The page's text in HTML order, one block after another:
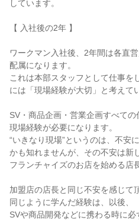
しています。
【 入社後の2年 】
ワークマン入社後、2年間は各直
配属になります。
これは本部スタッフとして仕事を
には「現場経験が大切」と考えて
SV・商品企画・営業企画すべての
現場経験が必要になります。
“いきなり現場”というのは、不安
かも知れませんが、その不安は新
フランチャイズのお店を始める店
加盟店の店長と同じ不安を感じて
同じように学んだ経験は、以後、
SVや商品開発などに携わる時に必